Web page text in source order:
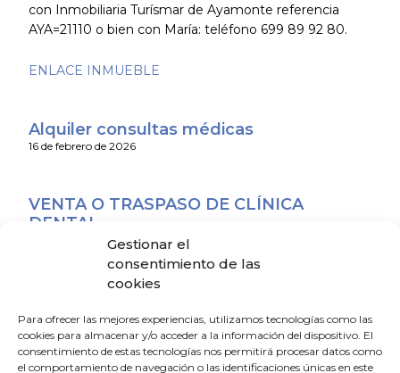
Gestionar el
consentimiento de las
cookies
Para ofrecer las mejores experiencias, utilizamos tecnologías como las
cookies para almacenar y/o acceder a la información del dispositivo. El
consentimiento de estas tecnologías nos permitirá procesar datos como
el comportamiento de navegación o las identificaciones únicas en este
con Inmobiliaria Turísmar de Ayamonte referencia
AYA=21110 o bien con María: teléfono 699 89 92 80.
ENLACE INMUEBLE
Alquiler consultas médicas
16 de febrero de 2026
VENTA O TRASPASO DE CLÍNICA
DENTAL.
16 de febrero de 2026
3 de febrero de 2026